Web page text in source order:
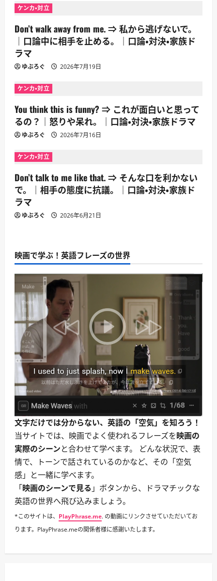
ン
ケンカ・対立
Don’t walk away from me. ⇒ 私から逃げないで。
｜口論中に相手を止める。｜口論・対決・家族ド
ラマ
ゆぶろぐ 2026年7月19日
ケンカ・対立
You think this is funny? ⇒ これが面白いと思って
るの？｜怒りや呆れ。｜口論・対決・家族ドラマ
ゆぶろぐ 2026年7月16日
ケンカ・対立
Don’t talk to me like that. ⇒ そんな口を利かない
で。｜相手の態度に抗議。｜口論・対決・家族ド
ラマ
ゆぶろぐ 2026年6月21日
映画で学ぶ！英語フレーズの世界
文字だけでは分からない、英語の「空気」を知ろう！
当サイトでは、映画でよく使われるフレーズを映画の
実際のシーンと合わせて学べます。 どんな状況で、表
情で、トーンで話されているのかなど、その「空気
感」と一緒に学べます。
「映画のシーンで見る 」ボタンから、ドラマチックな
英語の世界へ飛び込みましょう。
*このサイトは、 PlayPhrase.me. の動画にリンクさせていただいてお
ります。PlayPhrase.meの関係者様に感謝いたします。